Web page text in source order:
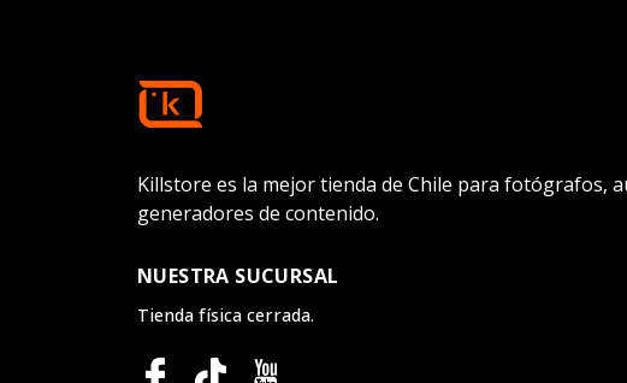
Killstore es la mejor tienda de Chile para fotógrafos,
generadores de contenido.
NUESTRA SUCURSAL
Tienda física cerrada.